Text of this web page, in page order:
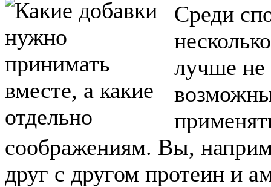
Среди
лучше не
соображениям. Вы,
друг с другом протеин и